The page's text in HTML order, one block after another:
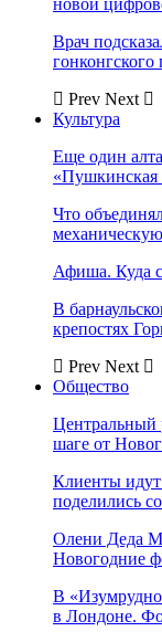
новой
Врач
Prev Next
Культура
Еще один
«Пушкинская
Что
Афиша. Куда
В
крепостях
Prev Next
Общество
Центральный
шаге от
Клиенты
поделились
Олени Деда
Новогодние
В
в Лондоне.